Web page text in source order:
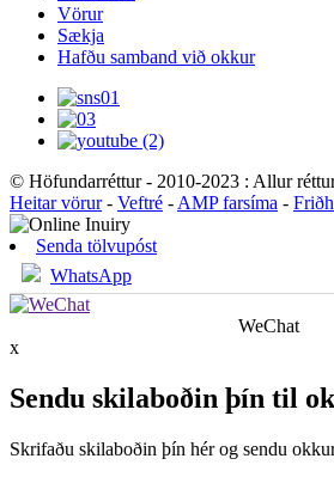
Vörur
Sækja
Hafðu samband við okkur
© Höfundarréttur - 2010-2023 : Allur
Heitar vörur- Veftré - AMP farsíma -
Senda tölvupóst
WhatsApp
WeChat
x
Sendu skilaboðin þín til
Skrifaðu skilaboðin þín hér og sendu